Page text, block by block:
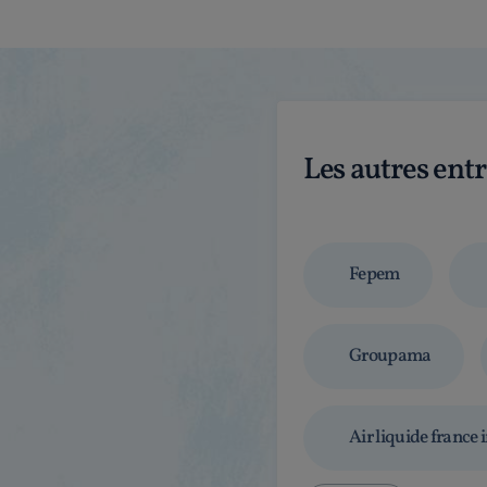
Les autres
Fepem
Groupama
Air liquide france